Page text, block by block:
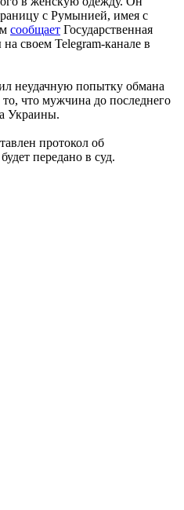
с Румынией, имея с
сообщает Государственная
своем Telegram-канале в
неудачную попытку обмана
что мужчина до последнего
Украины.
протокол об
передано в суд.